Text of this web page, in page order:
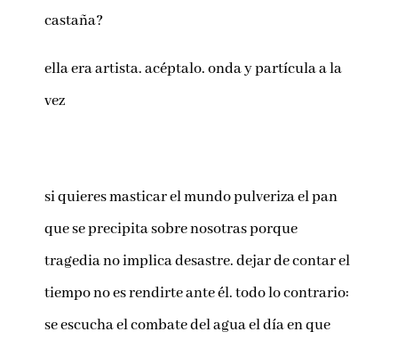
castaña?
ella era artista. acéptalo. onda y partícula a la
vez
si quieres masticar el mundo pulveriza el pan
que se precipita sobre nosotras porque
tragedia no implica desastre. dejar de contar el
tiempo no es rendirte ante él. todo lo contrario:
se escucha el combate del agua el día en que